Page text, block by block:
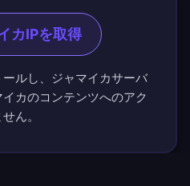
カIPを取得
ルし、ジャマイカサーバ
カのコンテンツへのアク
ん。